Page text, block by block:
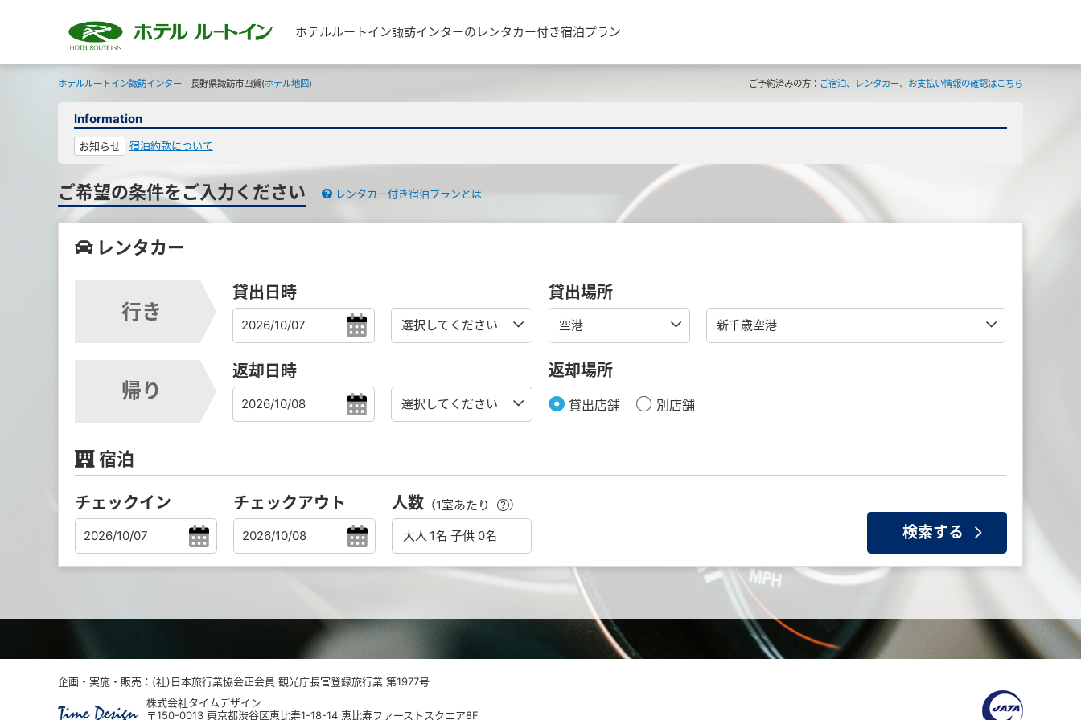
ホテルルートイン諏訪インターのレンタカー付き宿泊プラン
ホテルルートイン諏訪インター - 長野県諏訪市四賀(ホテル地図) ご予約済みの方： ご宿泊、レンタカー、お支払い情報の確認はこちら
Information
お知らせ 宿泊約款について
ご希望の条件をご入力ください レンタカー付き宿泊プランとは
レンタカー
行き
貸出日時 貸出場所
帰り
返却日時 返却場所
貸出店舗 別店舗
宿泊
チェックイン チェックアウト 人数 （1室あたり ）
企画・実施・販売：(社)日本旅行業協会正会員 観光庁長官登録旅行業 第1977号
株式会社タイムデザイン
〒150-0013 東京都渋谷区恵比寿1-18-14 恵比寿ファーストスクエア8F